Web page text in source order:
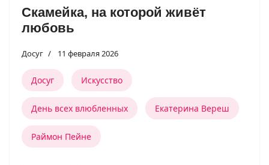
Скамейка, на которой живёт
любовь
Досуг 11 февраля 2026
Досуг Искусство
День всех влюбленных Екатерина Вереш
Раймон Пейне